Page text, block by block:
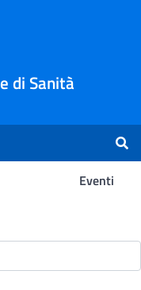
di Sanità
Eventi
-